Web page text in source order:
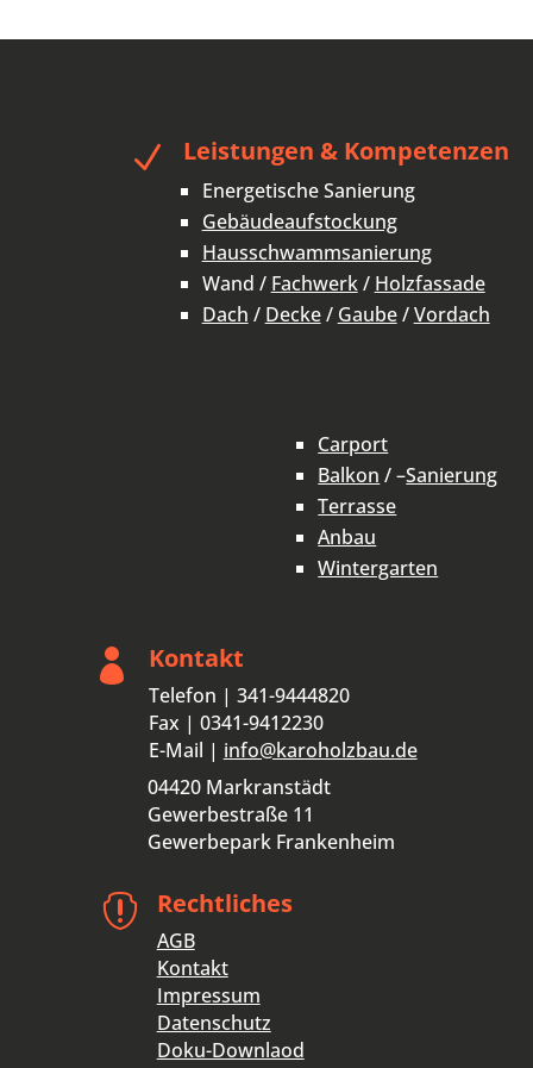
N Leistungen & Kompetenzen
Energetische Sanierung
Gebäudeaufstockung
Hausschwammsanierung
Wand / Fachwerk/ Holzfassade
Dach / Decke/ Gaube/Vordach
Carport
Balkon / –Sanierung
Terrasse
Anbau
Wintergarten
 Kontakt
Telefon | 341-9444820
Fax | 0341-9412230
E-Mail | info@karoholzbau.de
04420 Markranstädt
Gewerbestraße 11
Gewerbepark Frankenheim
 Rechtliches
AGB
Kontakt
Impressum
Datenschutz
Doku-Downlaod